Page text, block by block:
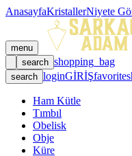
AnasayfaKristallerNiyete
menu
search shopping_bag
search loginGİRİŞfavorite
Ham Kütle
Tımbıl
Obelisk
Obje
Küre